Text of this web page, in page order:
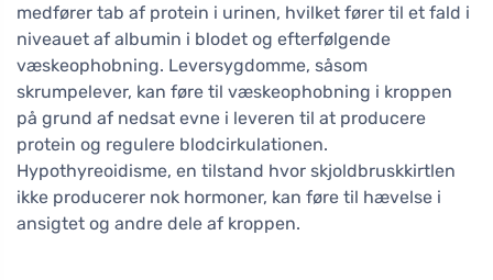
medfører tab af protein i urinen, hvilket fører til et fald i
niveauet af albumin i blodet og efterfølgende
væskeophobning. Leversygdomme, såsom
skrumpelever, kan føre til væskeophobning i kroppen
på grund af nedsat evne i leveren til at producere
protein og regulere blodcirkulationen.
Hypothyreoidisme, en tilstand hvor skjoldbruskkirtlen
ikke producerer nok hormoner, kan føre til hævelse i
ansigtet og andre dele af kroppen.